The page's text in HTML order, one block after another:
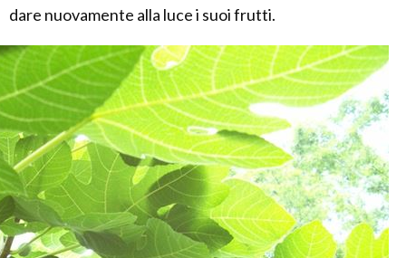
dare nuovamente alla luce i suoi frutti.